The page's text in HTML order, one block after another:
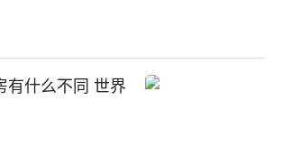
有什么不同 世界